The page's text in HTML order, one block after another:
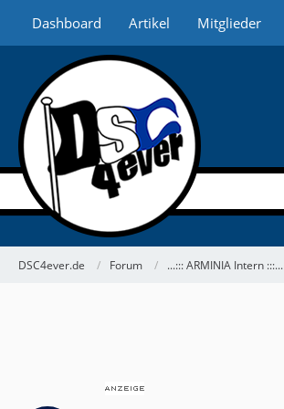
Dashboard Artikel Mitglieder
DSC4ever.de Forum ...::: ARMINIA Intern :::...